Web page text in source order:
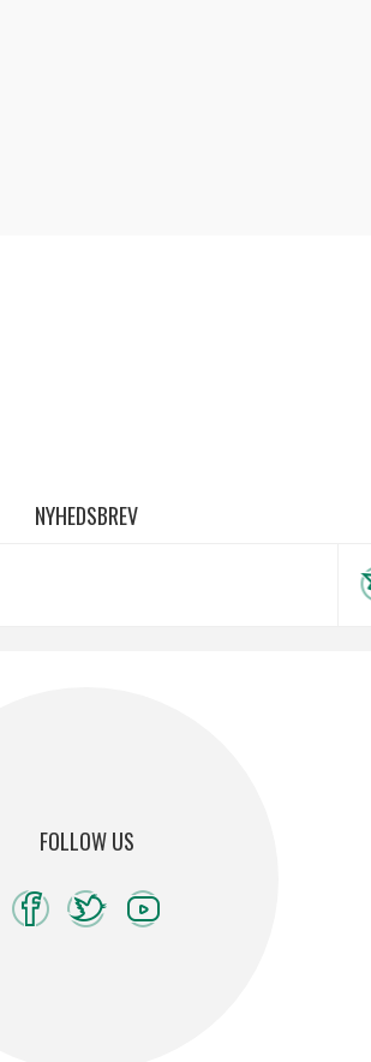
NYHEDSBREV
FOLLOW US